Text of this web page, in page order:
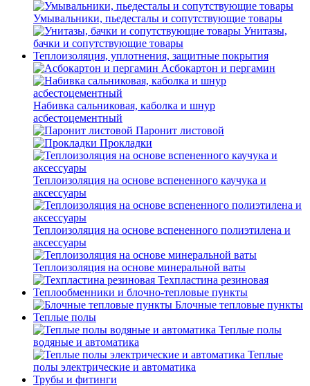
Умывальники, пьедесталы и сопутствующие товары
Унитазы,
бачки и сопутствующие товары
Теплоизоляция, уплотнения, защитные покрытия
Асбокартон и пергамин
Набивка сальниковая, каболка и шнур
асбестоцементный
Паронит листовой
Прокладки
Теплоизоляция на основе вспененного каучука и
аксессуары
Теплоизоляция на основе вспененного полиэтилена и
аксессуары
Теплоизоляция на основе минеральной ваты
Техпластина резиновая
Теплообменники и блочно-тепловые пункты
Блочные тепловые пункты
Теплые полы
Теплые полы
водяные и автоматика
Теплые
полы электрические и автоматика
Трубы и фитинги